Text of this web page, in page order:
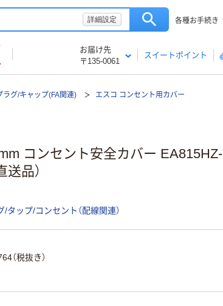
詳細設定 各種お手続き
お届け先
〒135-0061
スイートポイント
ラグ/キャップ(FA関連) エスコ コンセント用カバー
コンセント安全カバー EA815HZ-
品）
/タップ/コンセント（配線関連）
（税抜き）